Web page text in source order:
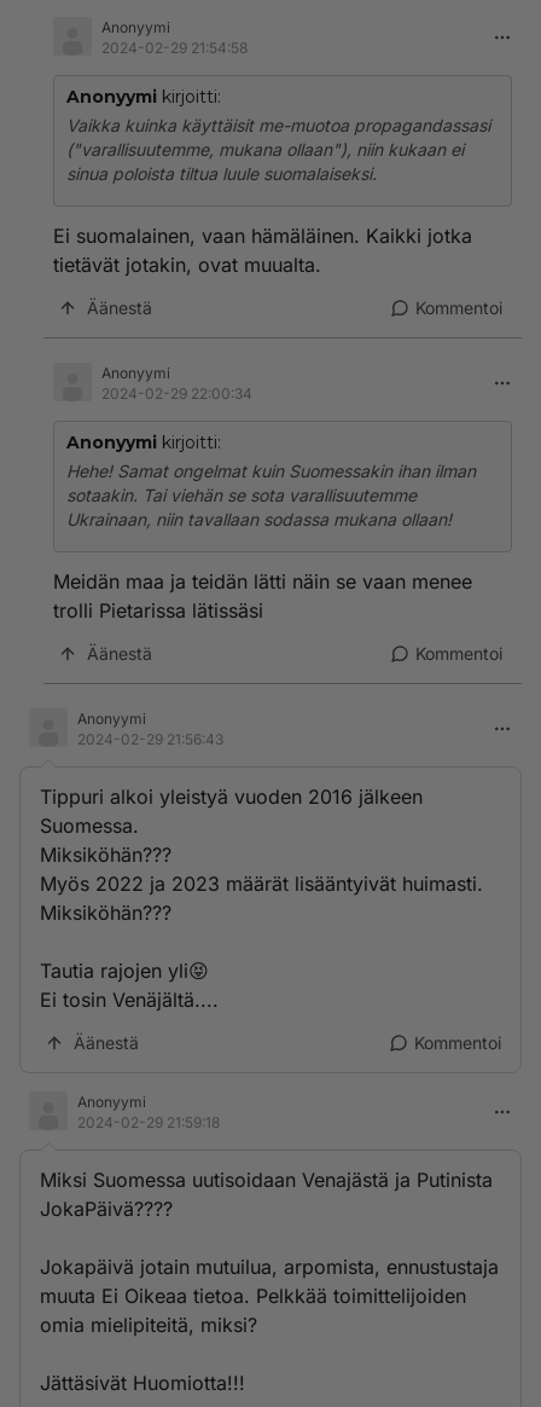
Anonyymi
2024-02-29 21:54:58
Anonyymi kirjoitti:
Vaikka kuinka käyttäisit me-muotoa propagandassasi
("varallisuutemme, mukana ollaan"), niin kukaan ei
sinua poloista tiltua luule suomalaiseksi.
Ei suomalainen, vaan hämäläinen. Kaikki jotka
tietävät jotakin, ovat muualta.
Äänestä Kommentoi
Anonyymi
2024-02-29 22:00:34
Anonyymi kirjoitti:
Hehe! Samat ongelmat kuin Suomessakin ihan ilman
sotaakin. Tai viehän se sota varallisuutemme
Ukrainaan, niin tavallaan sodassa mukana ollaan!
Meidän maa ja teidän lätti näin se vaan menee
trolli Pietarissa lätissäsi
Äänestä Kommentoi
Anonyymi
2024-02-29 21:56:43
Tippuri alkoi yleistyä vuoden 2016 jälkeen
Suomessa.
Miksiköhän???
Myös 2022 ja 2023 määrät lisääntyivät huimasti.
Miksiköhän???
Tautia rajojen yli😝
Ei tosin Venäjältä....
Äänestä Kommentoi
Anonyymi
2024-02-29 21:59:18
Miksi Suomessa uutisoidaan Venajästä ja Putinista
JokaPäivä????
Jokapäivä jotain mutuilua, arpomista, ennustustaja
muuta Ei Oikeaa tietoa. Pelkkää toimittelijoiden
omia mielipiteitä, miksi?
Jättäsivät Huomiotta!!!